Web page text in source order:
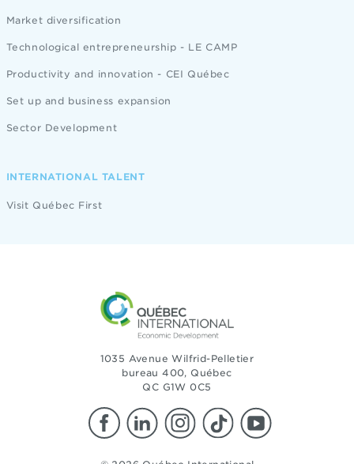
Market diversification
Technological entrepreneurship - LE CAMP
Productivity and innovation - CEI Québec
Set up and business expansion
Sector Development
INTERNATIONAL TALENT
Visit Québec First
1035 Avenue Wilfrid-Pelletier
bureau 400, Québec
QC G1W 0C5